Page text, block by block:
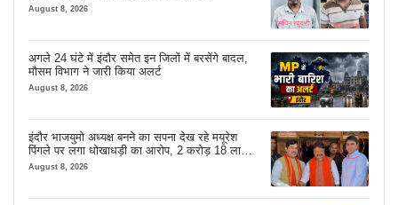
August 8, 2026
अगले 24 घंटे में इंदौर समेत इन जिलों में बरसेंगे बादल,
मौसम विभाग ने जारी किया अलर्ट
August 8, 2026
इंदौर भाजयुमो अध्यक्ष बनने का सपना देख रहे मयूरेश
पिंगले पर लगा धोखाधड़ी का आरोप, 2 करोड़ 18 लाख
लेने के बाद भी नहीं दिया जमीन का कब्जा
August 8, 2026